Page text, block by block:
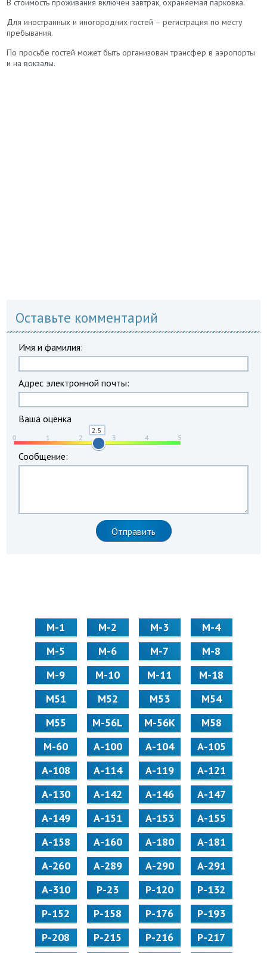
В стоимость проживания включен завтрак, охраняемая парковка.
Для иностранных и иногородних гостей – регистрация по месту
пребывания.
По просьбе гостей может быть организован трансфер в аэропорты
и на вокзалы.
Оставьте комментарий
Имя и фамилия:
Адрес электронной почты:
Ваша оценка
Сообщение:
М-1 М-2 М-3
М-4
М-5
М-6 М-7
М-8
М-9
М-10 М-11
М-18
М51
М52 М53
М54
М55
M-56L M-56K
М58
M-60
А-100 А-104
А-105
А-108
А-114 А-119
А-121
А-130
А-142 А-146
А-147
А-149
А-151 А-153
А-155
А-158
А-160 А-180
А-181
А-260
А-289 А-290
А-291
А-310
Р-23 Р-120
Р-132
Р-152
Р-158 Р-176
Р-193
Р-208
Р-215 Р-216
Р-217